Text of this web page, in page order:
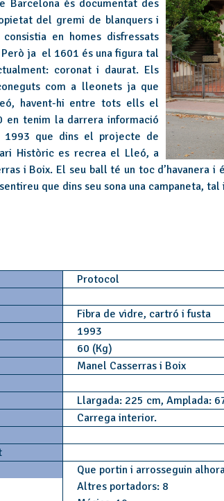
Barcelona és documentat des
del gremi de blanquers i
en homes disfressats
ja el 1601 és una figura tal
coronat i daurat. Els
com a lleonets ja que
havent-hi entre tots ells el
en tenim la darrera informació
que dins el projecte de
Històric es recrea el Lleó, a
i Boix. El seu ball té un toc d’havanera i
que dins seu sona una campaneta,
Protocol
Fibra de vidre, cartró i fusta
1993
60 (Kg)
Manel Casserras i Boix
Llargada: 225 cm, Amplada:
Carrega interior.
Que portin i arrosseguin
Altres portadors: 8